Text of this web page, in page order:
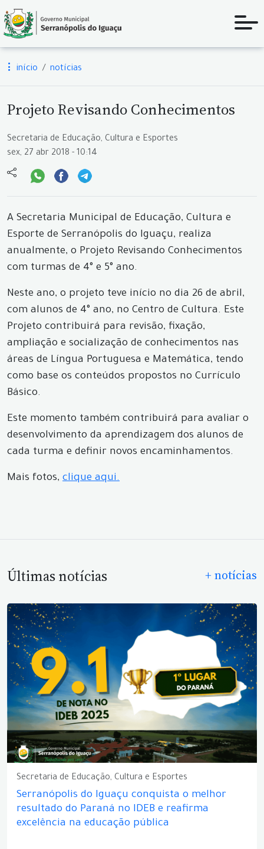
início notícias
Projeto Revisando Conhecimentos
Secretaria de Educação, Cultura e Esportes
sex, 27 abr 2018 - 10:14
A Secretaria Municipal de Educação, Cultura e
Esporte de Serranópolis do Iguaçu, realiza
anualmente, o Projeto Revisando Conhecimentos
com turmas de 4° e 5° ano.
Neste ano, o projeto teve início no dia 26 de abril,
com alunos de 4° ano, no Centro de Cultura. Este
Projeto contribuirá para revisão, fixação,
ampliação e socialização de conhecimentos nas
áreas de Língua Portuguesa e Matemática, tendo
como base os conteúdos propostos no Currículo
Básico.
Este momento também contribuirá para avaliar o
desenvolvimento da aprendizagem dos alunos de
cada turma e definir novos encaminhamentos.
Mais fotos, clique aqui.
Últimas notícias + notícias
Secretaria de Educação, Cultura e Esportes
Serranópolis do Iguaçu conquista o melhor
resultado do Paraná no IDEB e reafirma
excelência na educação pública